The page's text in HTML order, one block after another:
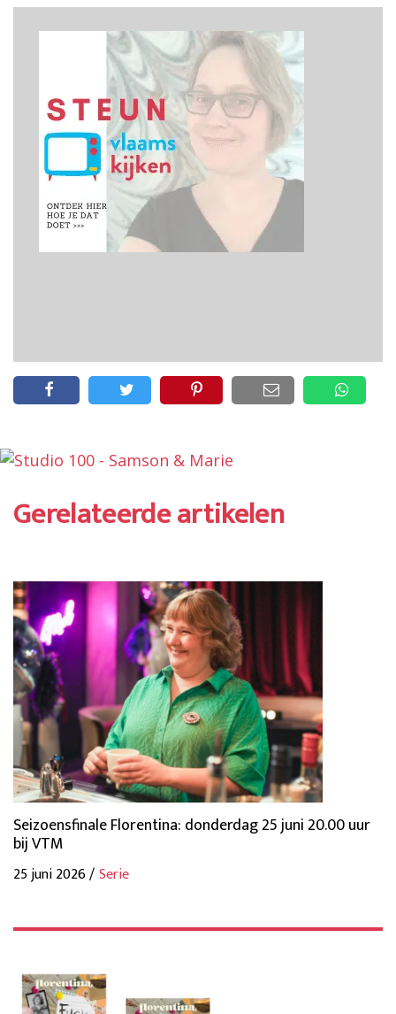
Gerelateerde artikelen
Seizoensfinale Florentina: donderdag 25 juni 20.00 uur
bij VTM
25 juni 2026 /Serie